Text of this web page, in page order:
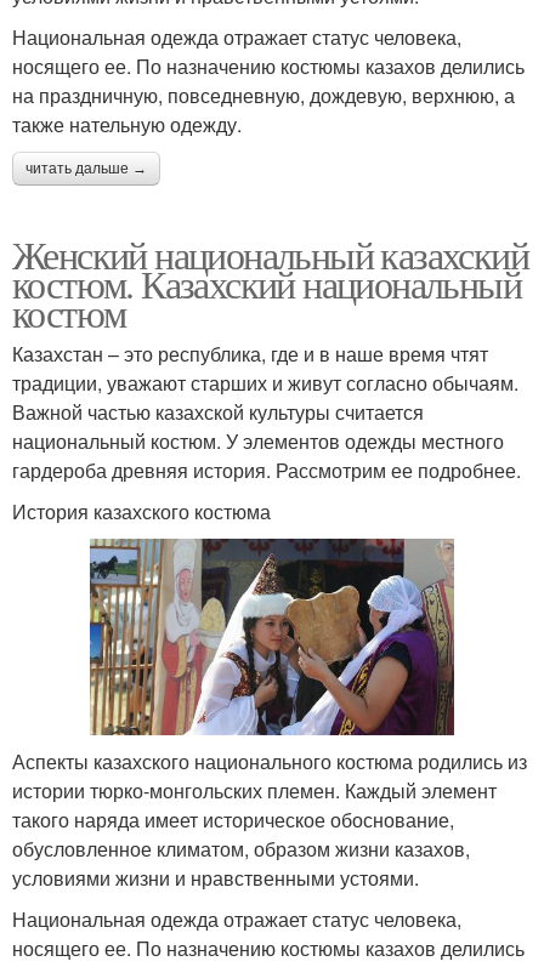
Национальная одежда отражает статус человека,
носящего ее. По назначению костюмы казахов делились
на праздничную, повседневную, дождевую, верхнюю, а
также нательную одежду.
читать дальше →
Женский национальный казахский
костюм. Казахский национальный
костюм
Казахстан – это республика, где и в наше время чтят
традиции, уважают старших и живут согласно обычаям.
Важной частью казахской культуры считается
национальный костюм. У элементов одежды местного
гардероба древняя история. Рассмотрим ее подробнее.
История казахского костюма
Аспекты казахского национального костюма родились из
истории тюрко-монгольских племен. Каждый элемент
такого наряда имеет историческое обоснование,
обусловленное климатом, образом жизни казахов,
условиями жизни и нравственными устоями.
Национальная одежда отражает статус человека,
носящего ее. По назначению костюмы казахов делились